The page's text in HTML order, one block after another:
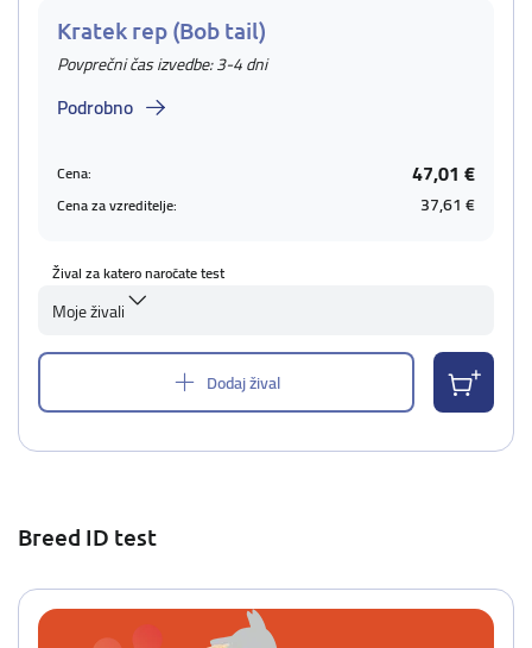
Kratek rep (Bob tail)
Povprečni čas izvedbe: 3-4 dni
Podrobno
Cena: 47,01 €
Cena za vzreditelje: 37,61 €
Žival za katero naročate test
Moje živali
Dodaj žival
Breed ID test